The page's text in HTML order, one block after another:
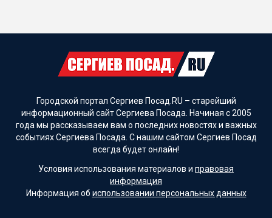
Городской портал Сергиев Посад.RU – старейший
информационный сайт Сергиева Посада. Начиная с 2005
года мы рассказываем вам о последних новостях и важных
событиях Сергиева Посада. С нашим сайтом Сергиев Посад
всегда будет онлайн!
Условия использования материалов и правовая
информация
Информация об использовании персональных данных